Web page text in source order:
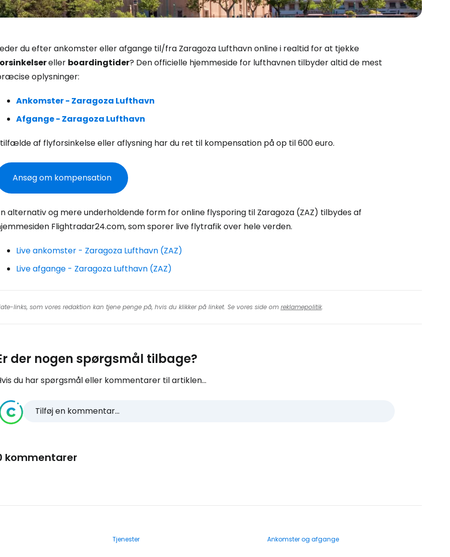
du efter ankomster eller afgange til/fra Zaragoza Lufthavn online i realtid for at tjekke
eller boardingtider? Den officielle hjemmeside for lufthavnen tilbyder altid de mest
oplysninger:
Ankomster - Zaragoza Lufthavn
Afgange - Zaragoza Lufthavn
af flyforsinkelse eller aflysning har du ret til kompensation på op til 600 euro.
Ansøg om kompensation
alternativ og mere underholdende form for online flysporing til Zaragoza (ZAZ) tilbydes af
Flightradar24.com, som sporer live flytrafik over hele verden.
Live ankomster - Zaragoza Lufthavn (ZAZ)
Live afgange - Zaragoza Lufthavn (ZAZ)
links, som vores redaktion kan tjene penge på, hvis du klikker på linket. Se vores side om reklamepolitik.
der nogen spørgsmål tilbage?
du har spørgsmål eller kommentarer til artiklen...
Tilføj en kommentar...
kommentarer
Tjenester Ankomster og afgange
Log ind på Cestee
... det verdensomspændende rejsefællesskab
Fortsæt med Facebook